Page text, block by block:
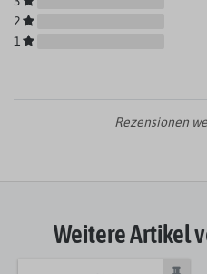
2
1
Rezensionen
Weitere Artikel